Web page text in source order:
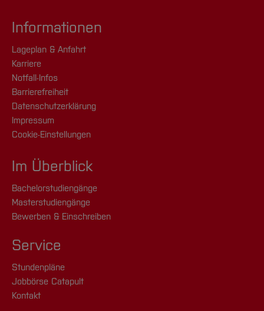
Informationen
Lageplan & Anfahrt
Karriere
Notfall-Infos
Barrierefreiheit
Datenschutzerklärung
Impressum
Cookie-Einstellungen
Im Überblick
Bachelorstudiengänge
Masterstudiengänge
Bewerben & Einschreiben
Service
Stundenpläne
Jobbörse Catapult
Kontakt